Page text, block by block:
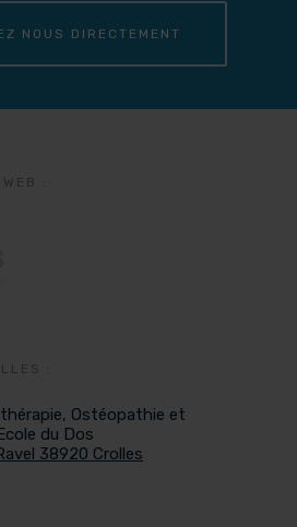
NOUS DIRECTEMENT
:
:
Ostéopathie et
du Dos
38920 Crolles